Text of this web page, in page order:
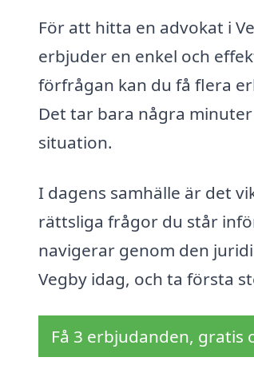
För att hitta en advokat i
erbjuder en enkel och
förfrågan kan du få flera
Det tar bara några
situation.
I dagens samhälle är det
rättsliga frågor du står
navigerar genom den
Vegby idag, och ta första
Få 3 erbjudanden,